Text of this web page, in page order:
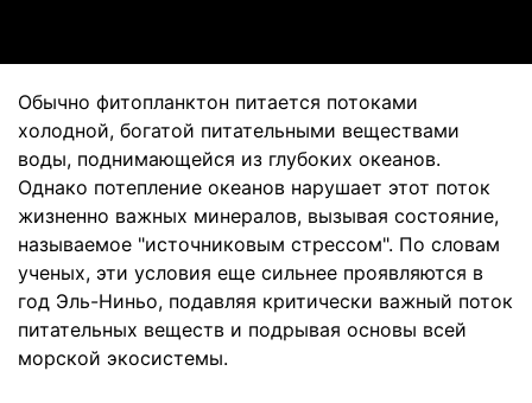
Обычно фитопланктон питается потоками
холодной, богатой питательными веществами
воды, поднимающейся из глубоких океанов.
Однако потепление океанов нарушает этот поток
жизненно важных минералов, вызывая состояние,
называемое "источниковым стрессом". По словам
ученых, эти условия еще сильнее проявляются в
год Эль-Ниньо, подавляя критически важный поток
питательных веществ и подрывая основы всей
морской экосистемы.